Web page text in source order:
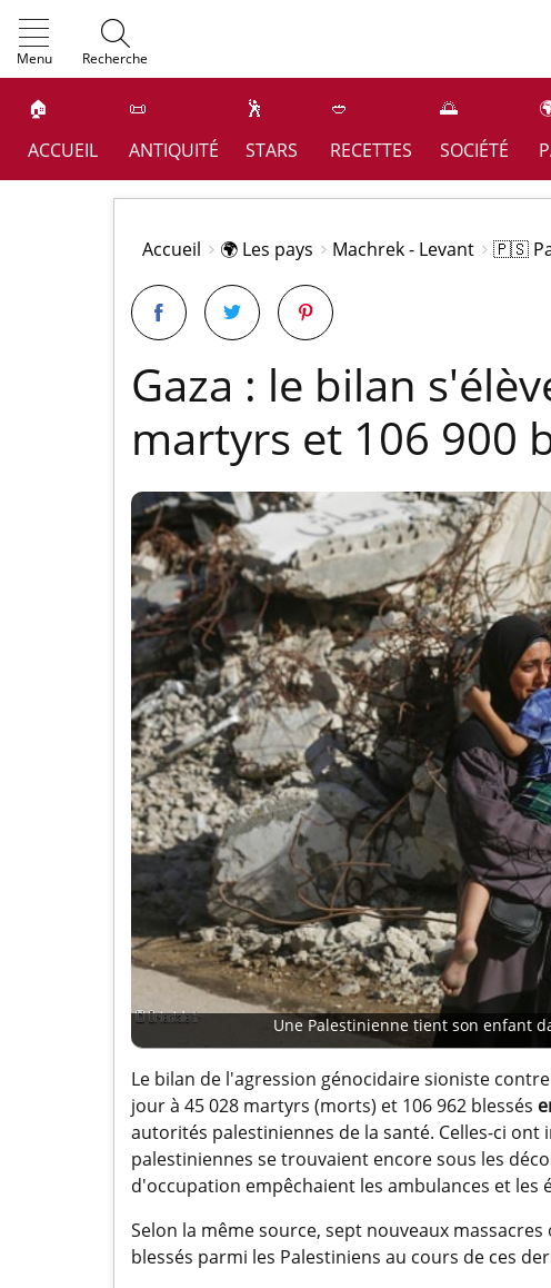
Menu Recherche
🏠
ACCUEIL
📜
ANTIQUITÉ
🕺
STARS
🥙
RECETTES
🌅
SOCIÉTÉ
Accueil 🌍 Les pays Machrek - Levant 🇵🇸
Gaza : le bilan
martyrs et 106 900
Une Palestinienne tient son enfant
Le bilan de l'agression génocidaire sioniste
jour à 45 028 martyrs (morts) et 106 962 blessés
autorités palestiniennes de la santé. Celles-ci
palestiniennes se trouvaient encore sous les
d'occupation empêchaient les ambulances et les
Selon la même source, sept nouveaux
blessés parmi les Palestiniens au cours de ces